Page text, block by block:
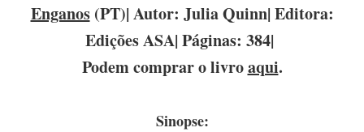
Enganos(PT)| Autor: Julia Quinn| Editora:
Edições ASA| Páginas: 384|
Podem comprar o livroaqui.
Sinopse: